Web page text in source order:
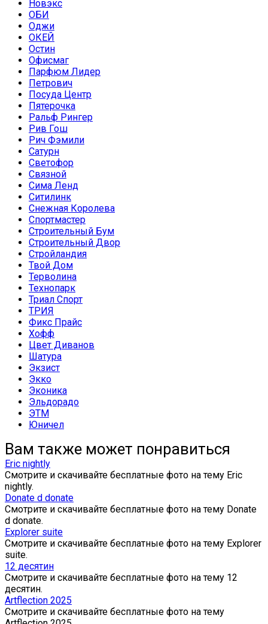
Новэкс
ОБИ
Оджи
ОКЕЙ
Остин
Офисмаг
Парфюм Лидер
Петрович
Посуда Центр
Пятерочка
Ральф Рингер
Рив Гош
Рич Фэмили
Сатурн
Светофор
Связной
Сима Ленд
Ситилинк
Снежная Королева
Спортмастер
Строительный Бум
Строительный Двор
Стройландия
Твой Дом
Терволина
Технопарк
Триал Спорт
ТРИЯ
Фикс Прайс
Хофф
Цвет Диванов
Шатура
Экзист
Экко
Эконика
Эльдорадо
ЭТМ
Юничел
Вам также может понравиться
Eric nightly
Смотрите и скачивайте бесплатные фото на тему Eric
nightly.
Donate d donate
Смотрите и скачивайте бесплатные фото на тему Donate
d donate.
Explorer suite
Смотрите и скачивайте бесплатные фото на тему Explorer
suite.
12 десятин
Смотрите и скачивайте бесплатные фото на тему 12
десятин.
Artflection 2025
Смотрите и скачивайте бесплатные фото на тему